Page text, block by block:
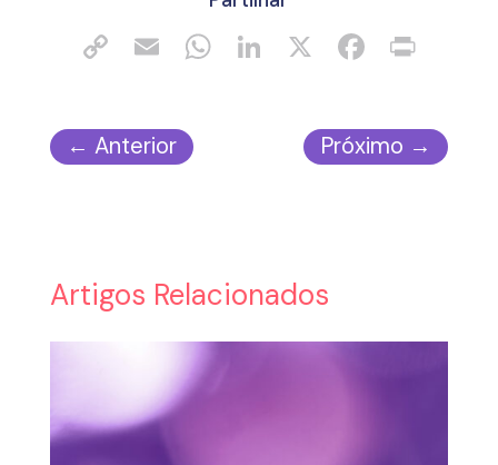
← Anterior Próximo →
Artigos Relacionados